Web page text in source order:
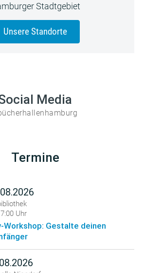
Stadtgebiet
Unsere Standorte
Media
Termine
Uhr
Workshop: Gestalte deinen